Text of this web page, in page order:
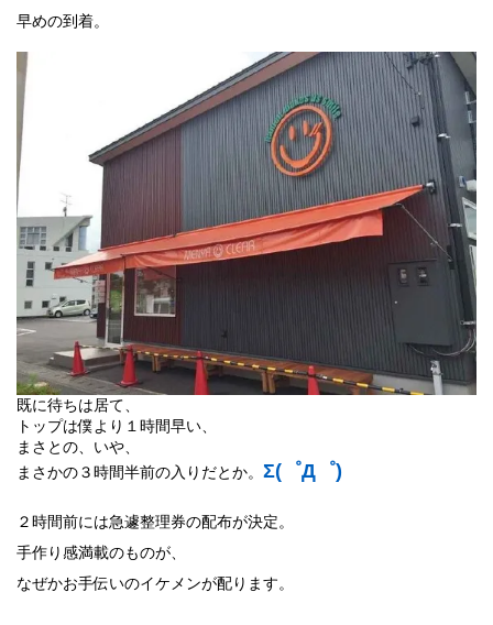
早めの到着。
既に待ちは居て、
トップは僕より１時間早い、
まさとの、いや、
まさかの３時間半前の入りだとか。 Σ(゜Д゜)
２時間前には急遽整理券の配布が決定。
手作り感満載のものが、
なぜかお手伝いのイケメンが配ります。